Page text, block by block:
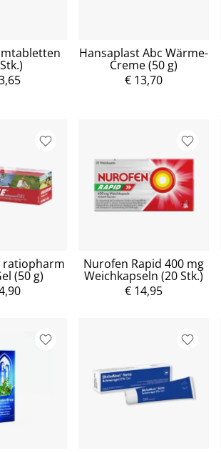
Hansaplast Abc Wärme-
Creme (50 g)
€ 13,70
(50 g)
Nurofen Rapid 400 mg
Weichkapseln (20 Stk.)
€ 14,95